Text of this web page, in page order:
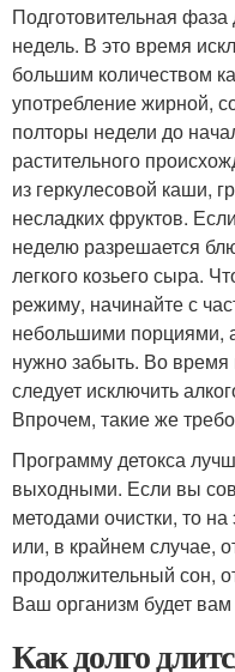
Подготовительная
недель. В это время
большим количеством
употребление жирной,
полторы недели до
растительного
из геркулесовой каши,
несладких фруктов.
неделю разрешается
легкого козьего сыра.
режиму, начинайте с
небольшими порциями,
нужно забыть. Во время
следует исключить
Впрочем, такие же
Программу детокса
выходными. Если вы
методами очистки, то на
или, в крайнем случае,
продолжительный сон,
Ваш организм будет вам
Как долго